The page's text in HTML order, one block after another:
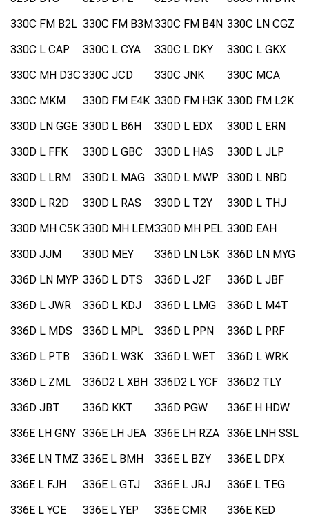
330C FM B2L 330C FM B3M330C FM B4N 330C LN CGZ
330C L CAP
330C L CYA 330C L DKY
330C L GKX
330C MH D3C 330C JCD 330C JNK
330C MCA
330C MKM
330D FM E4K 330D FM H3K 330D FM L2K
330D LN GGE 330D L B6H 330D L EDX
330D L ERN
330D L FFK
330D L GBC 330D L HAS
330D L JLP
330D L LRM
330D L MAG 330D L MWP
330D L NBD
330D L R2D
330D L RAS 330D L T2Y
330D L THJ
330D MH C5K 330D MH LEM330D MH PEL 330D EAH
330D JJM
330D MEY 336D LN L5K 336D LN MYG
336D LN MYP 336D L DTS 336D L J2F
336D L JBF
336D L JWR
336D L KDJ 336D L LMG
336D L M4T
336D L MDS
336D L MPL 336D L PPN
336D L PRF
336D L PTB
336D L W3K 336D L WET
336D L WRK
336D L ZML
336D2 L XBH 336D2 L YCF
336D2 TLY
336D JBT
336D KKT 336D PGW
336E H HDW
336E LH GNY 336E LH JEA 336E LH RZA 336E LNH SSL
336E LN TMZ 336E L BMH 336E L BZY
336E L DPX
336E L FJH
336E L GTJ 336E L JRJ
336E L TEG
336E L YCE
336E L YEP 336E CMR
336E KED